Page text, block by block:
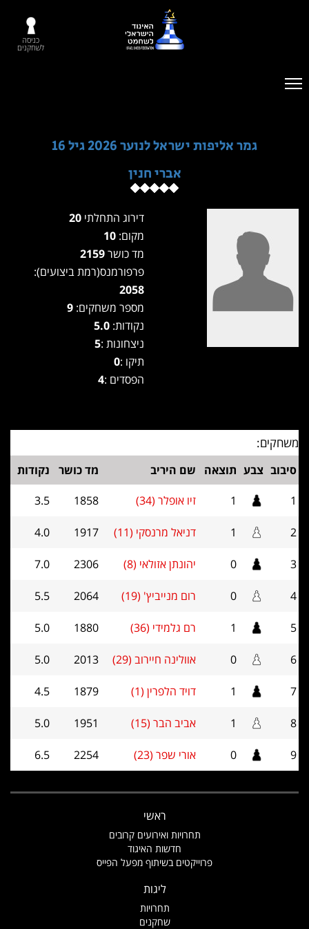
כניסה
לשחקנים
גמר אליפות ישראל לנוער 2026 גיל 16
אברי חנין
דירוג התחלתי
מקום:
מד כושר
פרפורמנס(רמת ביצועים):
2058
מספר משחקים:
נקודות: 5.0
ניצחונות :5
תיקו :0
הפסדים :4
משחקים:
סיבוב צבע תוצאה שם היריב מד כושר
נקודות
1
1 זיו אופלר (34) 1858
3.5
2
1 דניאל מרנסקי (11) 1917
4.0
3
0 יהונתן אזולאי (8) 2306
7.0
4
0 רום מנייביץ' (19) 2064
5.5
5
1 רם גלמידי (36) 1880
5.0
6
0 אוולינה חיירוב (29) 2013
5.0
7
1 דויד הלפרין (1) 1879
4.5
8
1 אביב הבר (15) 1951
5.0
9
0 אורי שפר (23) 2254
6.5
ראשי
תחרויות ואירועים קרובים
חדשות האיגוד
פרוייקטים בשיתוף מפעל הפייס
ליגות
תחרויות
שחקנים